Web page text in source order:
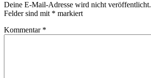
Deine E-Mail-Adresse wird nicht veröffentlicht.
Felder sind mit * markiert
Kommentar *